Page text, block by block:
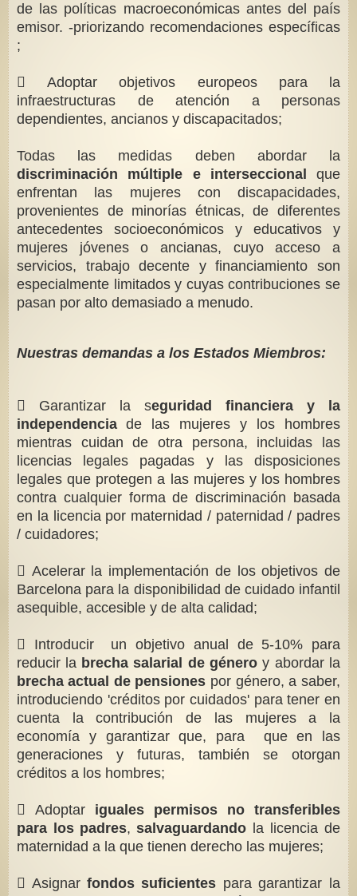
de las políticas macroeconómicas antes del país
emisor. -priorizando recomendaciones específicas
;
 Adoptar objetivos europeos para la
infraestructuras de atención a personas
dependientes, ancianos y discapacitados;
Todas las medidas deben abordar la
discriminación múltiple e interseccional que
enfrentan las mujeres con discapacidades,
provenientes de minorías étnicas, de diferentes
antecedentes socioeconómicos y educativos y
mujeres jóvenes o ancianas, cuyo acceso a
servicios, trabajo decente y financiamiento son
especialmente limitados y cuyas contribuciones se
pasan por alto demasiado a menudo.
Nuestras demandas a los Estados Miembros:
 Garantizar la seguridad financiera y la
independencia de las mujeres y los hombres
mientras cuidan de otra persona, incluidas las
licencias legales pagadas y las disposiciones
legales que protegen a las mujeres y los hombres
contra cualquier forma de discriminación basada
en la licencia por maternidad / paternidad / padres
/ cuidadores;
 Acelerar la implementación de los objetivos de
Barcelona para la disponibilidad de cuidado infantil
asequible, accesible y de alta calidad;
 Introducir un objetivo anual de 5-10% para
reducir la brecha salarial de género y abordar la
brecha actual de pensiones por género, a saber,
introduciendo 'créditos por cuidados' para tener en
cuenta la contribución de las mujeres a la
economía y garantizar que, para que en las
generaciones y futuras, también se otorgan
créditos a los hombres;
 Adoptar iguales permisos no transferibles
para los padres, salvaguardando la licencia de
maternidad a la que tienen derecho las mujeres;
 Asignar fondos suficientes para garantizar la